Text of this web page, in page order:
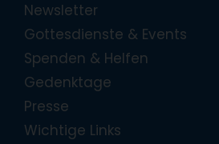
Newsletter
Gottesdienste & Events
Spenden & Helfen
Gedenktage
Presse
Wichtige Links